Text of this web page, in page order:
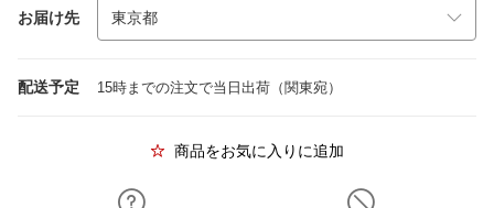
お届け先
配送予定 15時までの注文で当日出荷（関東宛）
商品をお気に入りに追加